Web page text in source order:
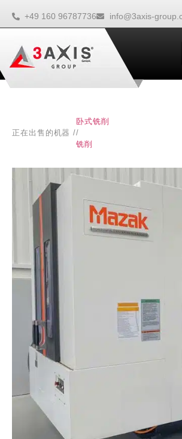
+49 160 96787736 info@3axis-
正在出售的机器 /
卧式铣削
/
铣削